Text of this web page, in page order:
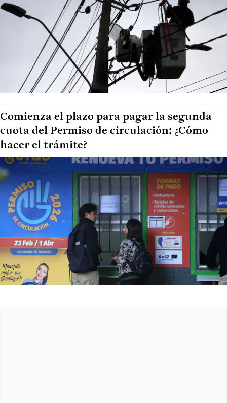
Comienza el plazo para pagar la segunda
cuota del Permiso de circulación: ¿Cómo
hacer el trámite?